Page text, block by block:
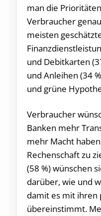
man die
Verbraucher
meisten
und Debitkarten
und Anleihen (34
und grüne
Verbraucher
Banken mehr
mehr Macht
Rechenschaft zu
(58 %) wünschen
darüber, wie und
damit es mit ihren
übereinstimmt.